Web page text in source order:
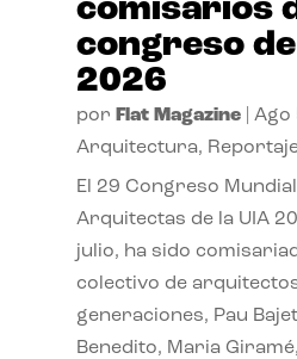
comisarios
congreso
2026
por Flat Magazine| Ago
Arquitectura,
El 29 Congreso
Arquitectas de la UIA
julio, ha sido
colectivo de
generaciones, Pau
Benedito, Maria